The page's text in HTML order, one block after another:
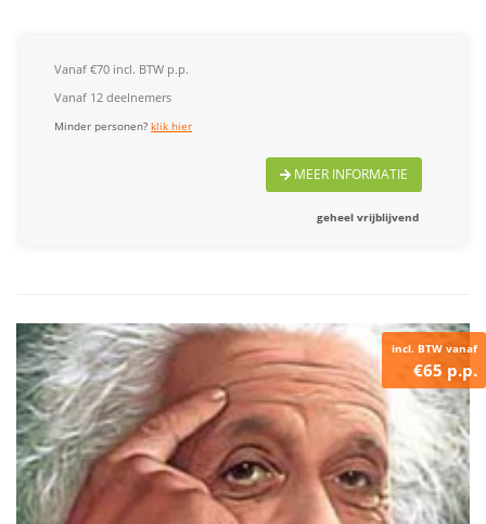
Vanaf €70 incl. BTW p.p.
Vanaf 12 deelnemers
Minder personen?klik hier
MEER INFORMATIE
geheel vrijblijvend
incl. BTW vanaf
€65 p.p.